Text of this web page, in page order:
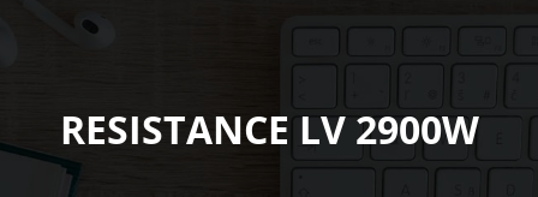
RESISTANCE LV 2900W